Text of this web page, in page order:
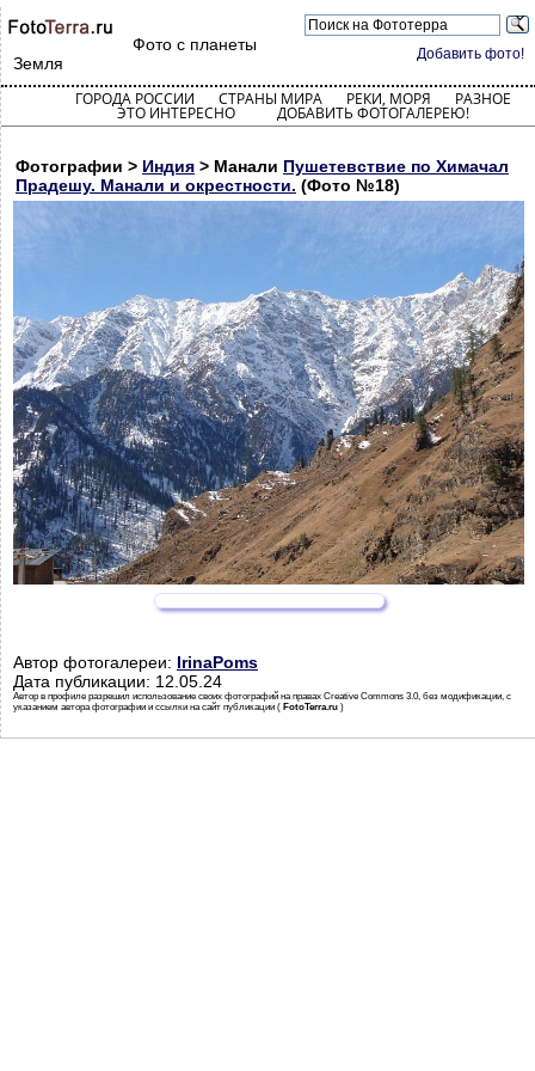
Добавить фото!
Фото с планеты
Земля
ГОРОДА РОССИИ СТРАНЫ МИРА РЕКИ, МОРЯ РАЗНОЕ
ЭТО ИНТЕРЕСНО ДОБАВИТЬ ФОТОГАЛЕРЕЮ!
Фотографии > Индия > Манали Пушетевствие по Химачал
Прадешу. Манали и окрестности. (Фото №18)
Автор фотогалереи: IrinaPoms
Дата публикации: 12.05.24
Автор в профиле разрешил использование своих фотографий на правах Creative Commons 3.0, без модификации, с
указанием автора фотографии и ссылки на сайт публикации ( FotoTerra.ru )